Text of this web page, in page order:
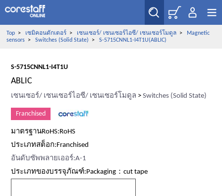
Top> เซมิคอนดักเตอร์> เซนเซอร์/ เซนเซอร์ไอซี/ เซนเซอร์โมดูล>
Magnetic
sensors> Switches (Solid State) > S-5715CNNL1-I4T1U(ABLIC)
S-5715CNNL1-I4T1U
ABLIC
เซนเซอร์/ เซนเซอร์ไอซี/ เซนเซอร์โมดูล >Switches (Solid State)
Franchised
มาตรฐานRoHS:RoHS
ประเภทสต็อก:Franchised
อันดับซัพพลายเออร์:A-1
ประเภทของบรรจุภัณฑ์:Packaging：cut tape